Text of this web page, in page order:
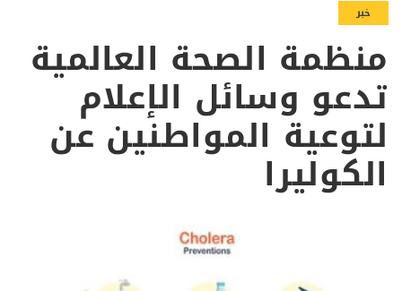
خبر
منظمة الصحة العالمية
تدعو وسائل الإعلام
لتوعية المواطنين عن
الكوليرا